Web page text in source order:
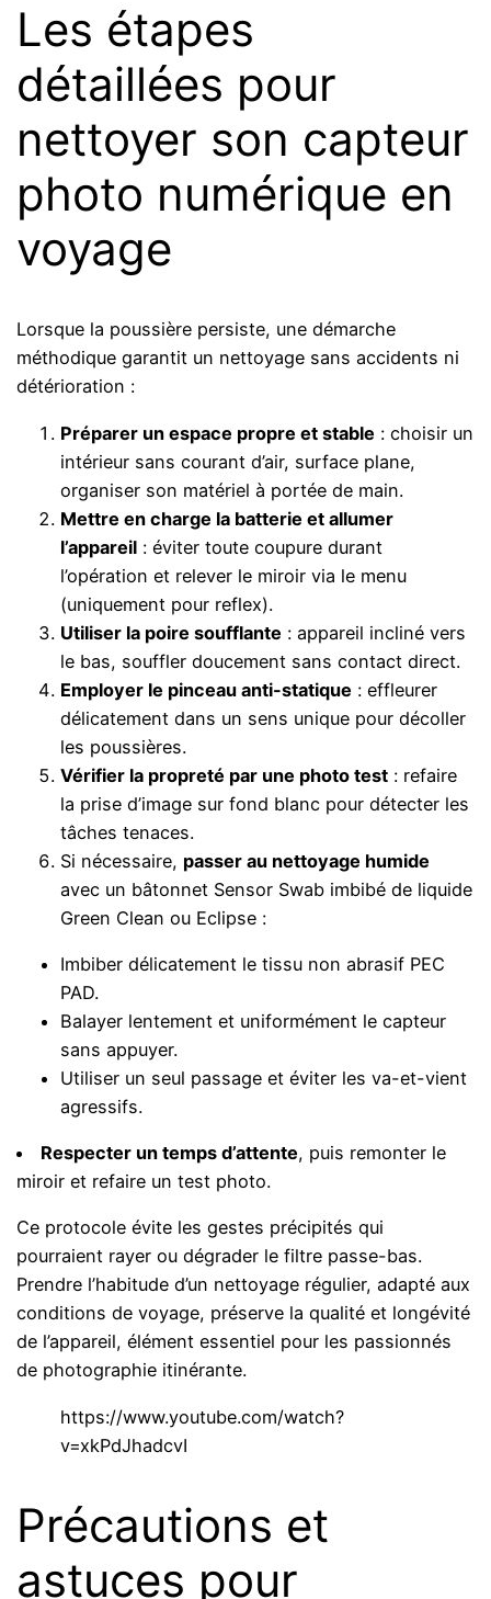
Les étapes
détaillées pour
nettoyer son capteur
photo numérique en
voyage
Lorsque la poussière persiste, une démarche
méthodique garantit un nettoyage sans accidents ni
détérioration :
Préparer un espace propre et stable : choisir un
intérieur sans courant d’air, surface plane,
organiser son matériel à portée de main.
Mettre en charge la batterie et allumer
l’appareil : éviter toute coupure durant
l’opération et relever le miroir via le menu
(uniquement pour reflex).
Utiliser la poire soufflante : appareil incliné vers
le bas, souffler doucement sans contact direct.
Employer le pinceau anti-statique : effleurer
délicatement dans un sens unique pour décoller
les poussières.
Vérifier la propreté par une photo test : refaire
la prise d’image sur fond blanc pour détecter les
tâches tenaces.
Si nécessaire, passer au nettoyage humide
avec un bâtonnet Sensor Swab imbibé de liquide
Green Clean ou Eclipse :
Imbiber délicatement le tissu non abrasif PEC
PAD.
Balayer lentement et uniformément le capteur
sans appuyer.
Utiliser un seul passage et éviter les va-et-vient
agressifs.
Respecter un temps d’attente, puis remonter le
miroir et refaire un test photo.
Ce protocole évite les gestes précipités qui
pourraient rayer ou dégrader le filtre passe-bas.
Prendre l’habitude d’un nettoyage régulier, adapté aux
conditions de voyage, préserve la qualité et longévité
de l’appareil, élément essentiel pour les passionnés
de photographie itinérante.
https://www.youtube.com/watch?
v=xkPdJhadcvI
Précautions et
astuces pour